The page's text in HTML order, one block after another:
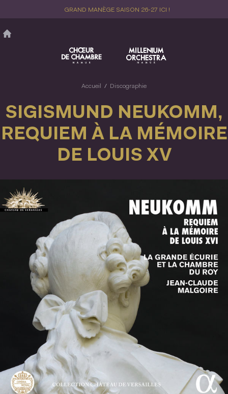
principal
GRAND MANÈGE SAISON 26-27 ICI !
Accueil Discographie
SIGISMUND NEUKOMM,
REQUIEM À LA MÉMOIRE
DE LOUIS XV